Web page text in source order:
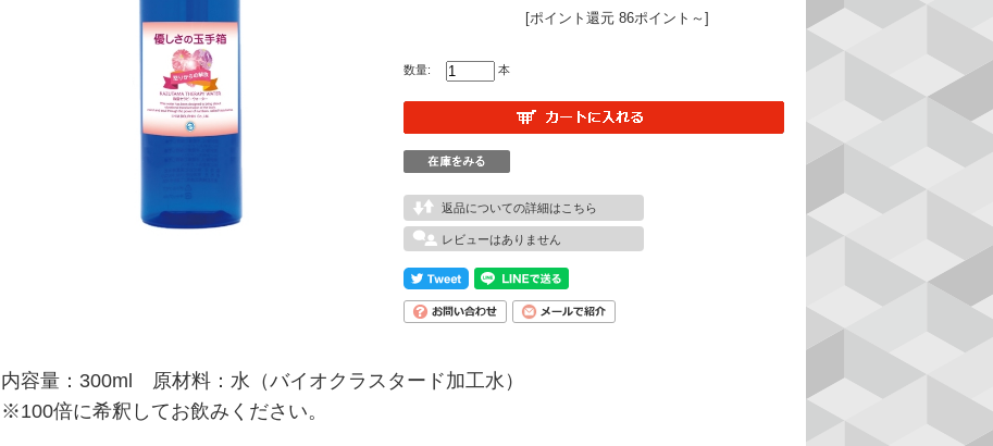
[ポイント還元 86ポイント～]
数量: 本
返品についての詳細はこちら
レビューはありません
内容量：300ml 原材料：水（バイオクラスタード加工水）
※100倍に希釈してお飲みください。